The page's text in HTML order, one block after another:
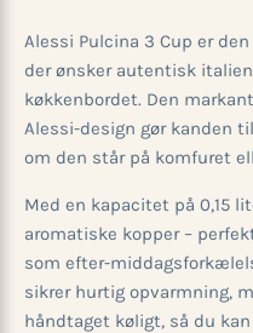
Alessi Pulcina 3 Cup er
der ønsker autentisk
køkkenbordet. Den
Alessi-design gør kanden
om den står på komfuret
Med en kapacitet på 0,15
aromatiske kopper –
som efter-
sikrer hurtig opvarmning,
håndtaget køligt, så du